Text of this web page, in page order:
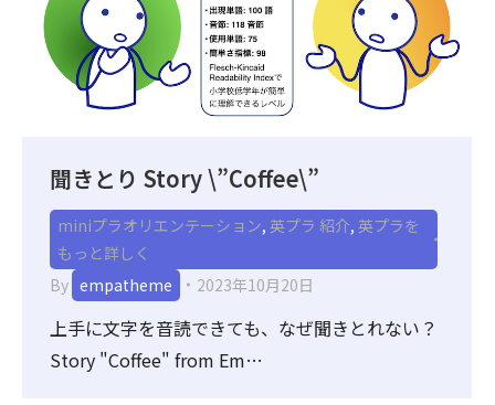
聞きとり Story \”Coffee\”
miniプラオリエンテーション, 英プラ 紹介, 英プラを
もっと詳しく
By empatheme 2023年10月20日
上手に文字を音読できても、なぜ聞きとれない？
Story "Coffee" from Em…